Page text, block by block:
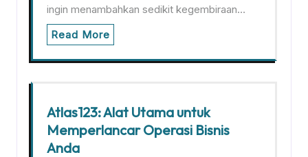
ingin menambahkan sedikit kegembiraan…
Read More
Atlas123: Alat Utama untuk
Memperlancar Operasi Bisnis
Anda